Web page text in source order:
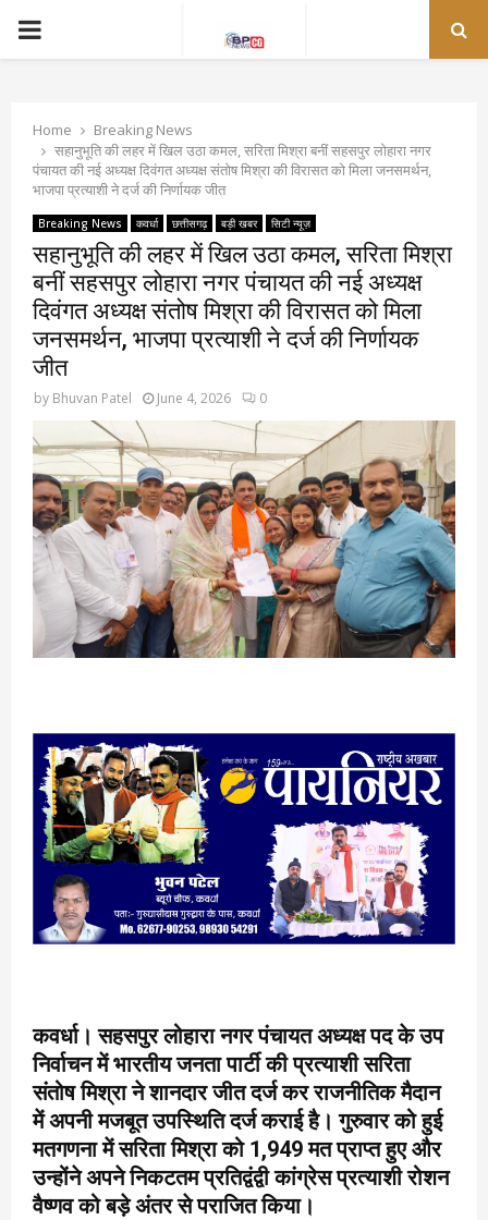
PRIMARY
Home
Breaking News
सहानुभूति की लहर में खिल उठा कमल, सरिता मिश्रा बनीं सहसपुर लोहारा नगर
पंचायत की नई अध्यक्ष दिवंगत अध्यक्ष संतोष मिश्रा की विरासत को मिला जनसमर्थन,
भाजपा प्रत्याशी ने दर्ज की निर्णायक जीत
Breaking News कवर्धा छत्तीसगढ़ बड़ी खबर सिटी न्यूज़
सहानुभूति की लहर में खिल उठा कमल, सरिता मिश्रा
बनीं सहसपुर लोहारा नगर पंचायत की नई अध्यक्ष
दिवंगत अध्यक्ष संतोष मिश्रा की विरासत को मिला
जनसमर्थन, भाजपा प्रत्याशी ने दर्ज की निर्णायक
जीत
by Bhuvan Patel June 4, 2026 0
कवर्धा। सहसपुर लोहारा नगर पंचायत अध्यक्ष पद के उप
निर्वाचन में भारतीय जनता पार्टी की प्रत्याशी सरिता
संतोष मिश्रा ने शानदार जीत दर्ज कर राजनीतिक मैदान
में अपनी मजबूत उपस्थिति दर्ज कराई है। गुरुवार को हुई
मतगणना में सरिता मिश्रा को 1,949 मत प्राप्त हुए और
उन्होंने अपने निकटतम प्रतिद्वंद्वी कांग्रेस प्रत्याशी रोशन
वैष्णव को बड़े अंतर से पराजित किया।